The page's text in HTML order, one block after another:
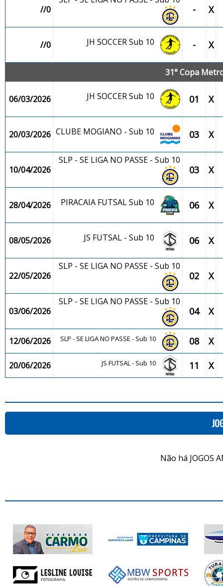
//0 - X
//0 JH SOCCER Sub 10 - X
31° Copa
06/03/2026 JH SOCCER Sub 10 01 X
20/03/2026 CLUBE MOGIANO - Sub 10 03 X
10/04/2026
SLP - SE LIGA NO PASSE - Sub 10
03 X
28/04/2026 PIRACAIA FUTSAL Sub 10 06 X
08/05/2026 JS FUTSAL - Sub 10 06 X
22/05/2026
SLP - SE LIGA NO PASSE - Sub 10
02 X
03/06/2026
SLP - SE LIGA NO PASSE - Sub 10
04 X
12/06/2026 SLP - SE LIGA NO PASSE - Sub 10 08 X
20/06/2026 JS FUTSAL - Sub 10 11 X
Não há JOGOS